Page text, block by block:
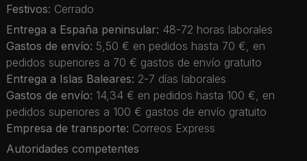
Festivos: Cerrado
Entrega a España peninsular: 48-72 horas laborales
Gastos de envío: 5,50 € en pedidos hasta 70 €, en
pedidos superiores a 70 € gastos de envío gratuito
Entrega a Islas Baleares: 2-7 días laborales
Gastos de envío: 14,34 € en pedidos hasta 100 €, en
pedidos superiores a 100 € gastos de envío gratuito
Empresa de transporte: Correos Express
Autoridades competentes